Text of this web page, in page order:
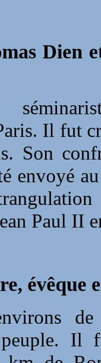
Dien
Il fut
Son
envoyé
Paul II
évêque
Il